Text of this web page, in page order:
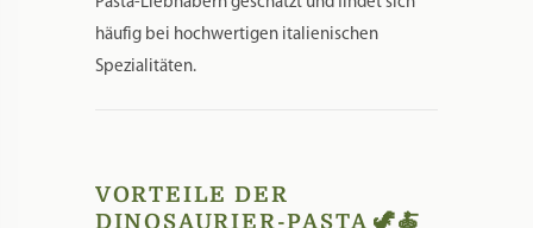
häufig bei hochwertigen italienischen
Spezialitäten.
VORTEILE DER
DINOSAURIER-PASTA 🦖🍝